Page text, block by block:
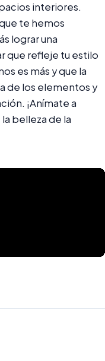
interiores.
te hemos
lograr una
que refleje tu estilo
es más y que la
de los elementos y
¡Anímate a
belleza de la